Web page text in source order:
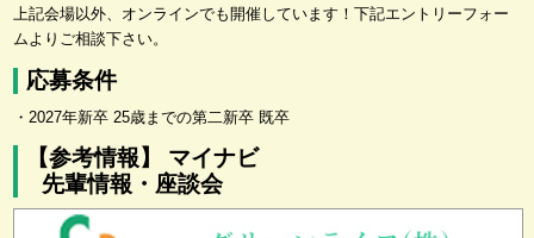
上記会場以外、オンラインでも開催しています！下記エントリーフォー
ムよりご相談下さい。
応募条件
・2027年新卒 25歳までの第二新卒 既卒
【参考情報】 マイナビ
先輩情報・座談会